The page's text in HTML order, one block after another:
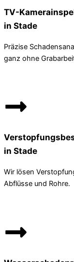
TV-
in Stade
Präzise
ganz ohne
in Stade
Wir lösen
Abflüsse und Rohre.